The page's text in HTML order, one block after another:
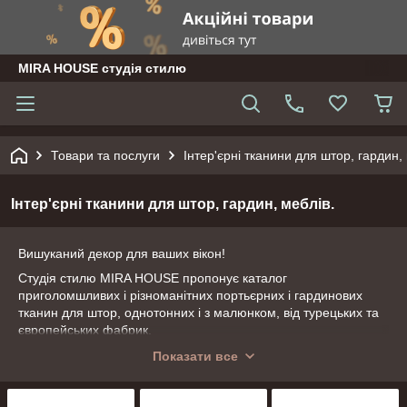
MIRA HOUSE студія стилю
Товари та послуги Інтер'єрні тканини для штор, гардин,
Інтер'єрні тканини для штор, гардин, меблів.
Вишуканий декор для ваших вікон!
Студія стилю MIRA HOUSE пропонує каталог
приголомшливих і різноманітних портьєрних і гардинових
тканин для штор, однотонних і з малюнком, від турецьких та
європейських фабрик.
Показати все